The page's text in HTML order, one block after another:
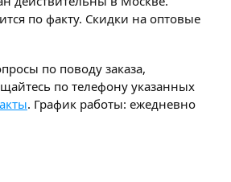
по факту. Скидки на оптовые
по поводу заказа,
по телефону указанных
. График работы: ежедневно